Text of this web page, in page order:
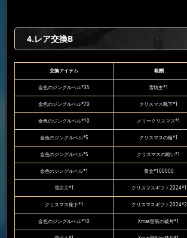
4.レア交換B
交換アイテム 報酬
金色のジングルベル*35 雪坊主*1
金色のジングルベル*70 クリスマス靴下*1
金色のジングルベル*10 メリークリスマス*1
金色のジングルベル*5 クリスマスの輪*1
金色のジングルベル*5 クリスマスの願い*1
金色のジングルベル*1 黄金*100000
雪坊主*1 クリスマスギフト2024*1
クリスマス靴下*1 クリスマスギフト2024*2
金色のジングルベル*10 Xmas聖装の破片*1